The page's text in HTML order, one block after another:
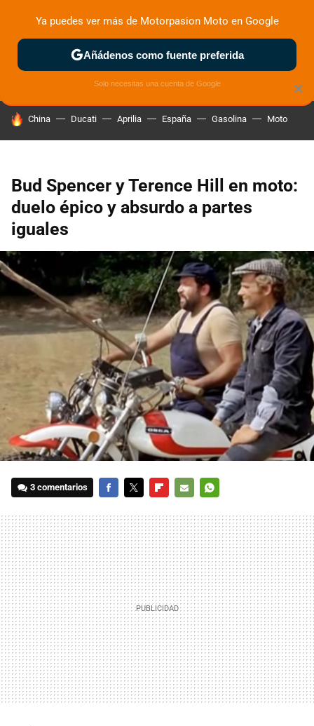
ZONA DE PRUEBAS DEPORTIVAS MOTOS ELÉCTRICAS
HOY SE HABLA DE
China Ducati Aprilia España Gasolina Moto
Bud Spencer y Terence Hill en moto:
duelo épico y absurdo a partes
iguales
3 comentarios
MAIL
×
Ya puedes ver más de Motorpasion Moto en Google
Añádenos como fuente preferida
Solo necesitas una cuenta de Google